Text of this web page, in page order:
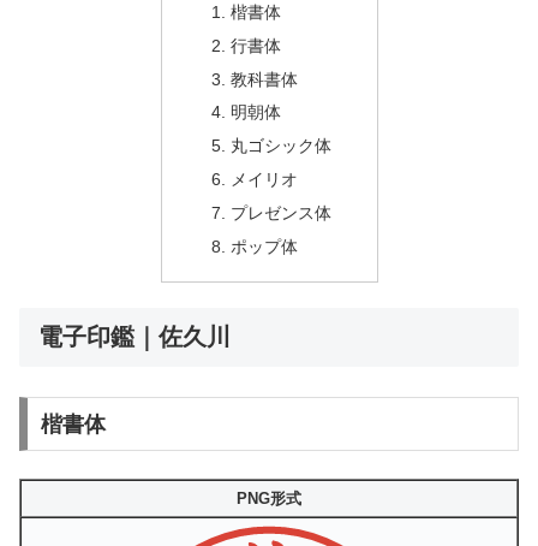
楷書体
行書体
教科書体
明朝体
丸ゴシック体
メイリオ
プレゼンス体
ポップ体
電子印鑑｜佐久川
楷書体
PNG形式